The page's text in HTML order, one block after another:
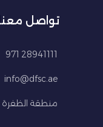
تواصل معنا
28941111 971
info@dfsc.ae
منطقة الظفرة